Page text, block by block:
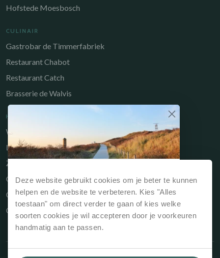
Deze website gebruikt cookies om je beter te kunnen
helpen en de website te verbeteren. Kies "Alles
toestaan" om direct verder te gaan of kies welke
soorten cookies je wil accepteren door je voorkeuren
handmatig aan te passen.
Waarom direct boeken?
Reserveert je jouw verblijf via onze website of
rechtstreeks bij de receptie dan is dit altijd het
voordeligst
Beste prijsgarantie, dus altijd de laagste
Geen extra reserveringskosten
Hofstede Moesbosch
CULINAIR
Gastrobar de Timmerfabriek
Restaurant Chabot
Restaurant Catch
Brasserie de Walvis
HANDIGE LINKS
Werken bij
Long-Stay
Zakelijk
Owners Portal
Cadeaubon
Contact